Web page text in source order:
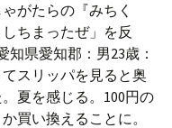
がたらの『みちく
ちまったぜ」を反
知県愛知郡：男23歳：
スリッパを見ると奥
夏を感じる。100円の
買い換えることに。